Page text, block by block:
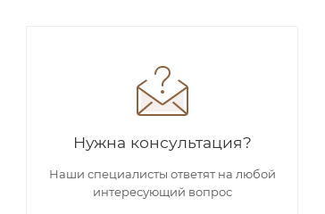
Нужна консультация?
Наши специалисты ответят на любой
интересующий вопрос